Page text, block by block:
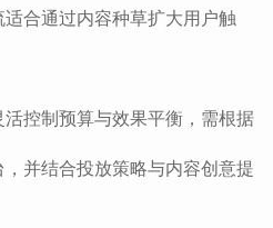
合通过内容种草扩大用户触
控制预算与效果平衡‌，需根据
并结合投放策略与内容创意提